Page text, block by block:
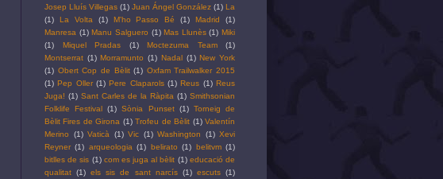
Josep Lluís Villegas (1) Juan Ángel González (1) La
(1)
La Volta (1) M'ho Passo Bé (1) Madrid
(1)
Manresa (1) Manu Salguero (1) Mas Llunès (1) Miki
(1)
Miquel Pradas (1) Moctezuma Team
(1)
Montserrat (1) Morramunto (1) Nadal (1) New York
(1) Obert Cop de Bèlit (1) Oxfam Trailwalker 2015
(1) Pep Oller (1) Pere Claparols (1) Reus (1) Reus
Juga! (1) Sant Carles de la Ràpita (1) Smithsonian
Folklife Festival (1) Sònia Punset (1) Torneig de
Bèlit Fires de Girona (1) Trofeu de Bèlit (1) Valentín
Merino
(1) Vaticà (1) Vic (1) Washington (1) Xevi
Reyner (1) arqueologia (1) belirato (1) belitvm (1)
bitlles de sis (1) com es juga al bèlit (1) educació de
qualitat (1) els sis de sant narcís (1) escuts (1)